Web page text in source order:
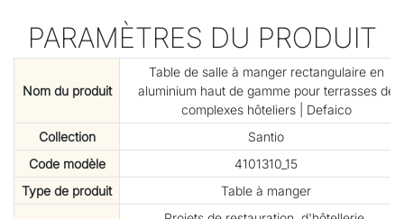
PARAMÈTRES DU PRODUIT
Nom du produit
Table de salle à manger rectangulaire en
aluminium haut de gamme pour terrasses de
complexes hôteliers | Defaico
Collection
Santio
Code modèle
4101310_15
Type de produit
Table à manger